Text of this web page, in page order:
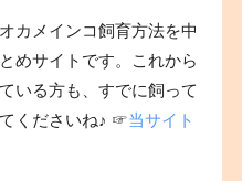
カメインコ飼育方法を中
めサイトです。これから
いる方も、すでに飼って
くださいね♪ ☞当サイト